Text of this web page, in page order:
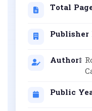
Total
Publisher
Author៖
Public